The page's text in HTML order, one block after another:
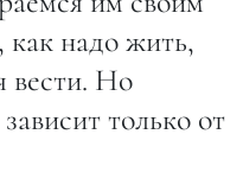
как надо жить,
вести. Но
только от